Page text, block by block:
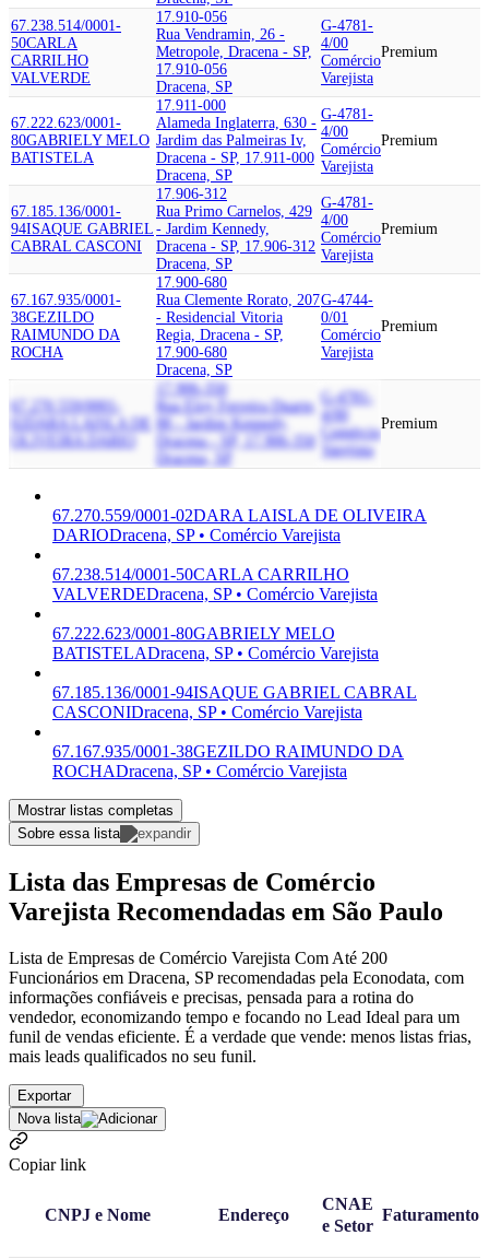
67.238.514/0001-
50CARLA
CARRILHO
VALVERDE
17.910-056
Rua Vendramin, 26 -
Metropole, Dracena - SP,
17.910-056
Dracena, SP
G-4781-
4/00
Comércio
Varejista
Premium
67.222.623/0001-
80GABRIELY MELO
BATISTELA
17.911-000
Alameda Inglaterra, 630 -
Jardim das Palmeiras Iv,
Dracena - SP, 17.911-000
Dracena, SP
G-4781-
4/00
Comércio
Varejista
Premium
67.185.136/0001-
94ISAQUE GABRIEL
CABRAL CASCONI
17.906-312
Rua Primo Carnelos, 429
- Jardim Kennedy,
Dracena - SP, 17.906-312
Dracena, SP
G-4781-
4/00
Comércio
Varejista
Premium
67.167.935/0001-
38GEZILDO
RAIMUNDO DA
ROCHA
17.900-680
Rua Clemente Rorato, 207
- Residencial Vitoria
Regia, Dracena - SP,
17.900-680
Dracena, SP
G-4744-
0/01
Comércio
Varejista
Premium
67.270.559/0001-
DARA LAISLA DE
OLIVEIRA DARIO
17.906-350
Rua Eloy Ferreira Duarte,
88 - Jardim Kennedy,
Dracena - SP, 17.906-350
Dracena, SP
G-4781-
4/00
Comércio
Varejista
Premium
67.270.559/0001-02DARA LAISLA DE OLIVEIRA
DARIODracena, SP • Comércio Varejista
67.238.514/0001-50CARLA CARRILHO
VALVERDEDracena, SP • Comércio Varejista
67.222.623/0001-80GABRIELY MELO
BATISTELADracena, SP • Comércio Varejista
67.185.136/0001-94ISAQUE GABRIEL CABRAL
CASCONIDracena, SP • Comércio Varejista
67.167.935/0001-38GEZILDO RAIMUNDO DA
ROCHADracena, SP • Comércio Varejista
Mostrar listas completas
Sobre essa lista
Lista das Empresas de Comércio
Varejista Recomendadas em São Paulo
Lista de Empresas de Comércio Varejista Com Até 200
Funcionários em Dracena, SP recomendadas pela Econodata, com
informações confiáveis e precisas, pensada para a rotina do
vendedor, economizando tempo e focando no Lead Ideal para um
funil de vendas eficiente. É a verdade que vende: menos listas frias,
mais leads qualificados no seu funil.
Exportar
Nova lista
Copiar link
CNPJ e Nome Endereço
CNAE
e Setor
Faturamento